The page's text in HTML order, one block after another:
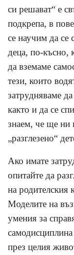
си решават“ е
подкрепа, в
се научим да се
деца, по-късно,
да вземаме
тези, които
затрудняваме
както и да се
знаем, че ще ни
„разглезено“
Ако имате
опитайте да
на родителския
Моделите на
умения за
през целия